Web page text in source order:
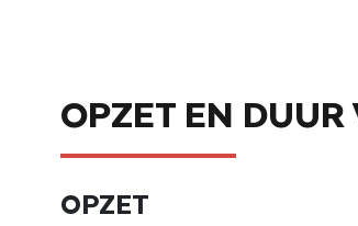
OPZET EN
OPZET